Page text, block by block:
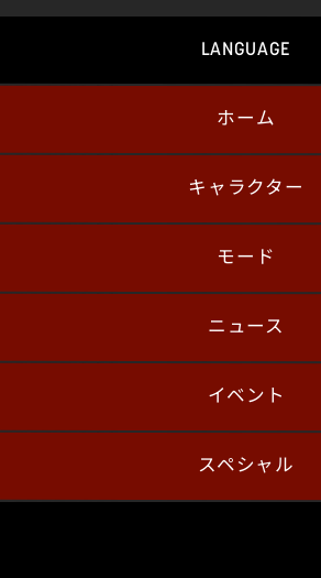
LANGUAGE
English
ホーム
キャラクター
モード
バトル
ニュース
パッチノート
イベント
プレイヤーズ
スペシャル